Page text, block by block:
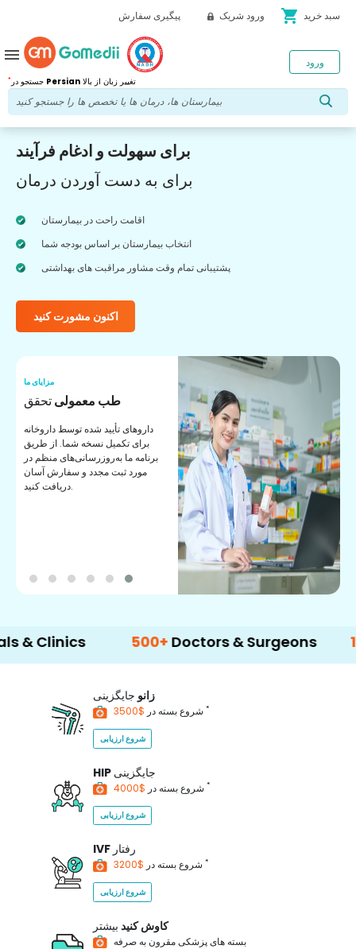
پیگیری سفارش ورود شریک shopping_cart سبد خرید
* Persian تغییر زبان از بالا
ورود menu
برای سهولت و ادغام فرآیند
برای به دست آوردن درمان
اقامت راحت در بیمارستان
انتخاب بیمارستان بر اساس بودجه شما
پشتیبانی تمام وقت مشاور مراقبت های بهداشتی
اکنون مشورت کنید
مزایای ما
طب معمولیتحقق
داروهای تأیید شده توسط داروخانه
برای تکمیل نسخه شما. از طریق
برنامه ما به‌روزرسانی‌های منظم در
مورد ثبت مجدد و سفارش آسان
دریافت کنید.
500+ Doctors & Surgeons 14+
زانو جایگزینی
شروع بسته در *
شروع ارزیابی
HIP جایگزینی
شروع بسته در *
شروع ارزیابی
IVF رفتار
شروع بسته در *
شروع ارزیابی
کاوش کنید بیشتر
بسته های پزشکی مقرون به صرفه